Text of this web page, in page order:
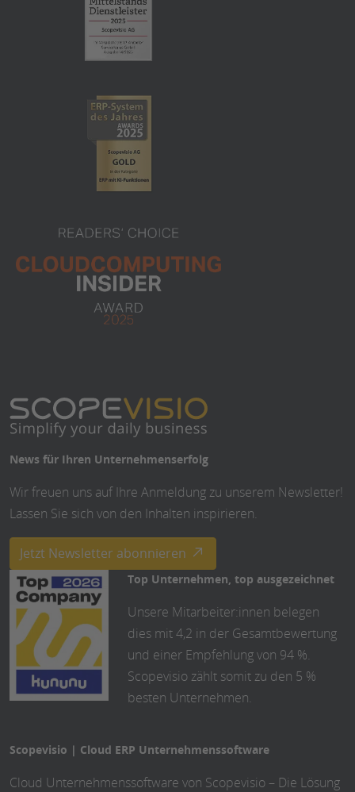
News für Ihren Unternehmenserfolg
Wir freuen uns auf Ihre Anmeldung zu unserem Newsletter!
Lassen Sie sich von den Inhalten inspirieren.
Jetzt Newsletter abonnieren
Top Unternehmen, top ausgezeichnet
Unsere Mitarbeiter:innen belegen
dies mit 4,2 in der Gesamtbewertung
und einer Empfehlung von 94 %.
Scopevisio zählt somit zu den 5 %
besten Unternehmen.
Scopevisio | Cloud ERP Unternehmenssoftware
Cloud Unternehmenssoftware von Scopevisio – Die Lösung